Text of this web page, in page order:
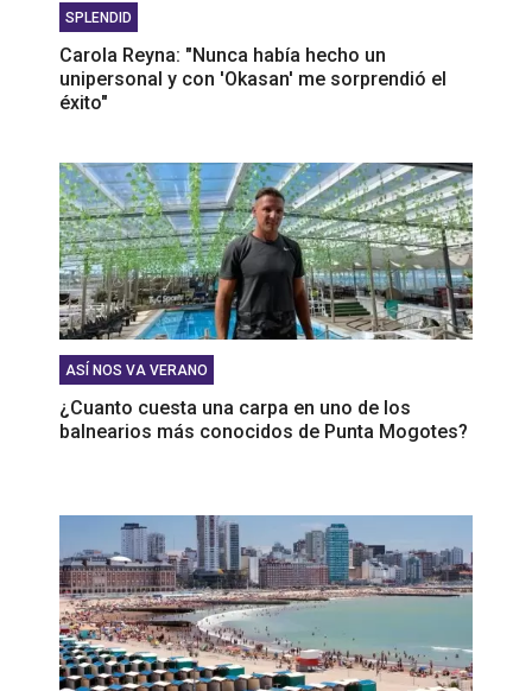
SPLENDID
Carola Reyna: "Nunca había hecho un
unipersonal y con 'Okasan' me sorprendió el
éxito"
ASÍ NOS VA VERANO
¿Cuanto cuesta una carpa en uno de los
balnearios más conocidos de Punta Mogotes?